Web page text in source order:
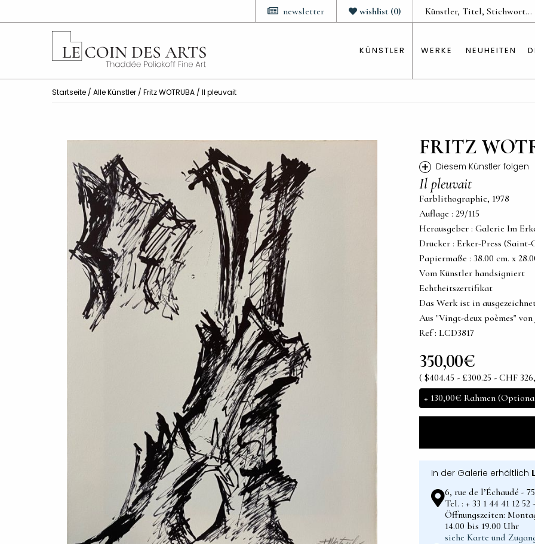
wishlist (0)
newsletter
KÜNSTLER WERKE NEUHEITEN
Startseite / Alle Künstler / Fritz WOTRUBA / Il pleuvait
FRITZ
+ Diesem Künstler folgen
Il pleuvait
Farblithographie, 1978
Auflage : 29/115
Herausgeber : Galerie Im
Drucker : Erker-Press (Saint-
Papiermaße : 38.00 cm. x
Vom Künstler handsigniert
Echtheitszertifikat
Das Werk ist in
Aus "Vingt-deux poèmes" von
Ref : LCD3817
350,00€
( $404.45 - £300.25 - CHF
+ 130,00€ Rahmen
In der Galerie erhältlich
6, rue de l’Échaudé -
Tel. : + 33 1 44 41 12
Öffnungszeiten:
14.00 bis 19.00 Uhr
siehe Karte und